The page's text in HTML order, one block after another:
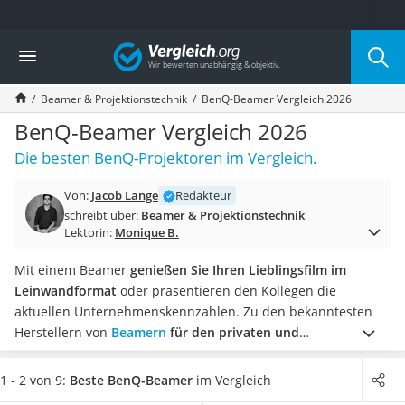
Die beliebtesten Vergleiche nach Kategorie
Elektronik
Powerstation
Monitor 32 Zoll 4K
Fernseher
Drucker
Desktop-PC
Diascanner
Laser-Multifunktionsdrucker
Powerstation mit Solarpanel
Gaming-PC
Soundbar
17-Zoll-Laptop
Satellitenschüssel
Gaming-Headset
Vergleich
Beamer & Projektionstechnik BenQ-Beamer Vergleich 2026
BenQ-Beamer Vergleich 2026
Die besten BenQ-Projektoren im Vergleich.
Von: Jacob Lange
Redakteur
schreibt über: Beamer & Projektionstechnik
Lektorin: Monique B.
Mit einem Beamer genießen Sie Ihren Lieblingsfilm im
Leinwandformat oder präsentieren den Kollegen die
aktuellen Unternehmenskennzahlen. Zu den bekanntesten
Herstellern von Beamern für den privaten und
professionellen Einsatzzählt das taiwanesische
Unternehmen BenQ. Wie gängige Tests im Internet zeigen,
1 - 2 von 9: Beste BenQ-Beamer im Vergleich